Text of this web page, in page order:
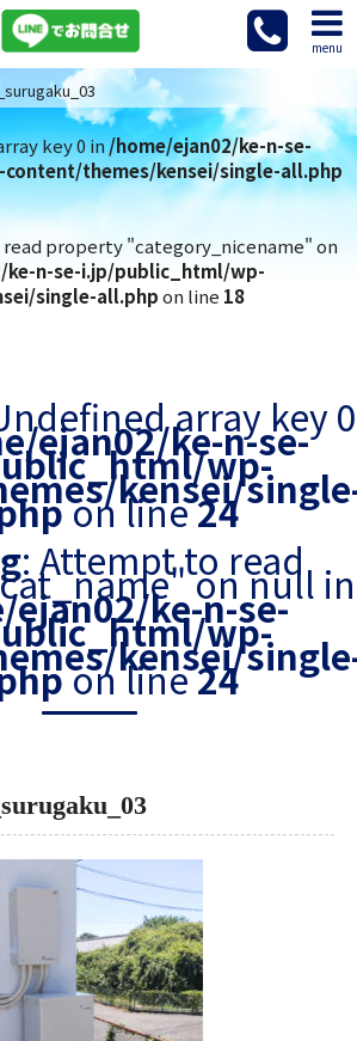
menu
key 0 in/home/ejan02/ke-n-se-
themes/kensei/single-all.php
property "category_nicename" on
ke-n-se-i.jp/public_html/wp-
single-all.phpon line 18
array key 0
ejan02/ke-n-se-
wp-
kensei/
on line24
: Attempt to read
on null in
ke-n-se-
wp-
kensei/
on line24